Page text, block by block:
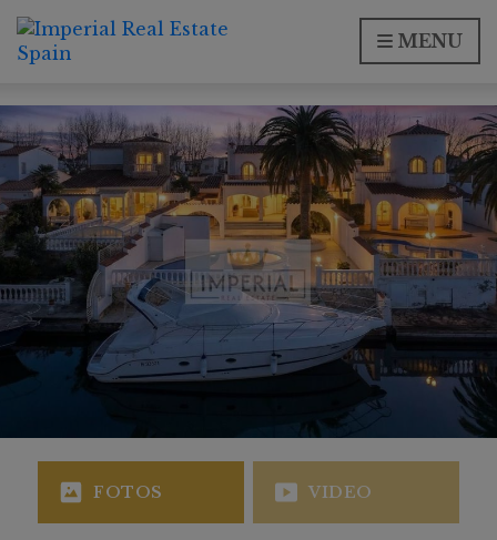
MENU
FOTOS VIDEO